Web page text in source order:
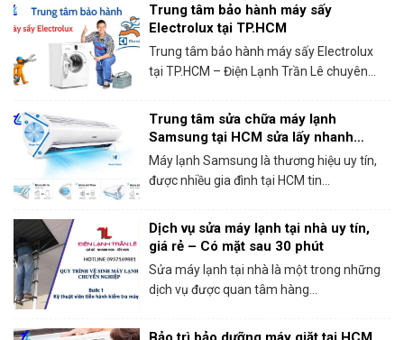
Trung tâm bảo hành máy sấy
Electrolux tại TP.HCM
Trung tâm bảo hành máy sấy Electrolux
tại TP.HCM – Điện Lạnh Trần Lê chuyên...
Trung tâm sửa chữa máy lạnh
Samsung tại HCM sửa lấy nhanh
trong ngày
Máy lạnh Samsung là thương hiệu uy tín,
được nhiều gia đình tại HCM tin...
Dịch vụ sửa máy lạnh tại nhà uy tín,
giá rẻ – Có mặt sau 30 phút
Sửa máy lạnh tại nhà là một trong những
dịch vụ được quan tâm hàng...